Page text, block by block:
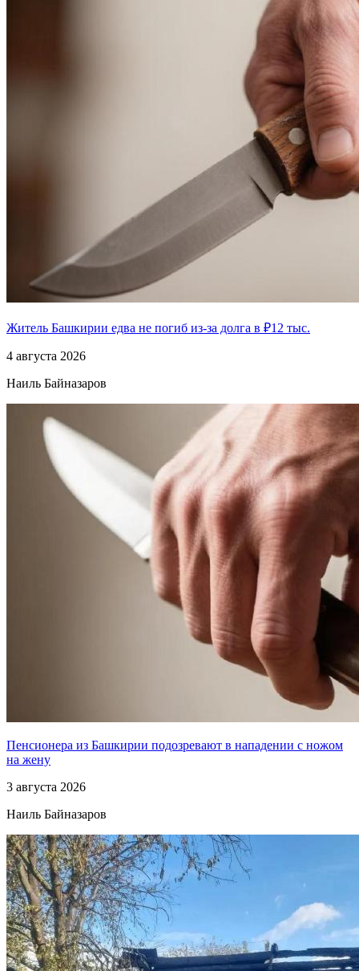
Житель Башкирии едва не погиб из-за долга в ₽12 тыс.
4 августа 2026
Наиль Байназаров
Пенсионера из Башкирии подозревают в нападении с ножом
на жену
3 августа 2026
Наиль Байназаров